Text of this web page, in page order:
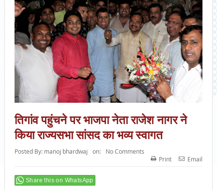
तिगांव पहुंचने पर भाजपा नेता राजेश नागर ने
किया राज्यसभा सांसद का भव्य स्वागत
Posted By: manoj bhardwaj on:
No Comments
Print
Email
Share this on WhatsApp